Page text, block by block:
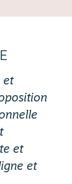
et
et
et